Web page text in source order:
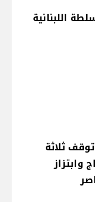
اللبنانية
ثلاثة
وابتزاز